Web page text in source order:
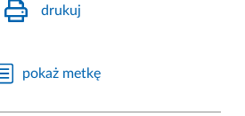
drukuj
pokaż metkę